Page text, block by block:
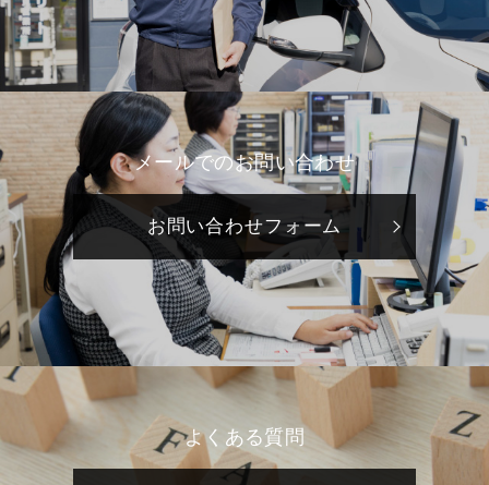
メールでのお問い合わせ
お問い合わせフォーム
よくある質問